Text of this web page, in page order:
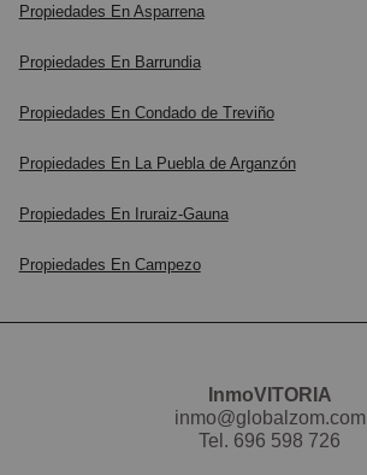
Propiedades En Asparrena
Propiedades En Barrundia
Propiedades En Condado de Treviño
Propiedades En La Puebla de Arganzón
Propiedades En Iruraiz-Gauna
Propiedades En Campezo
InmoVITORIA
inmo@globalzom.com
Tel. 696 598 726